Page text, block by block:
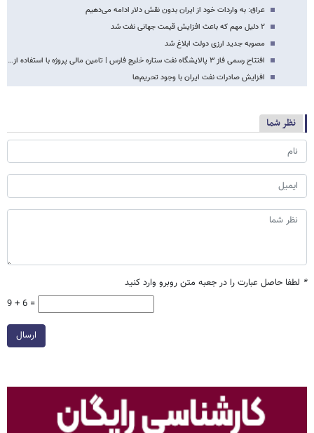
عراق: به واردات خود از ایران بدون نقش دلار ادامه می‌دهیم
۲ دلیل مهم که باعث افزایش قیمت جهانی نفت شد
مصوبه جدید ارزی دولت ابلاغ شد
افتتاح رسمی فاز ۳ پالایشگاه نفت ستاره خلیج فارس | تامین مالی پروژه با استفاده از…
افزایش صادرات نفت ایران با وجود تحریم‌ها
نظر شما
* لطفا حاصل عبارت را در جعبه متن روبرو وارد کنید
9 + 6 =
ارسال